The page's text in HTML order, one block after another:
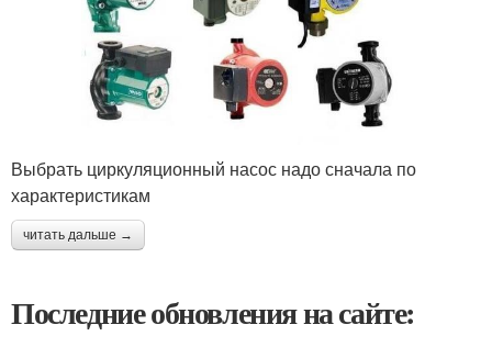
Выбрать циркуляционный насос надо сначала по
характеристикам
читать дальше →
Последние обновления на сайте: